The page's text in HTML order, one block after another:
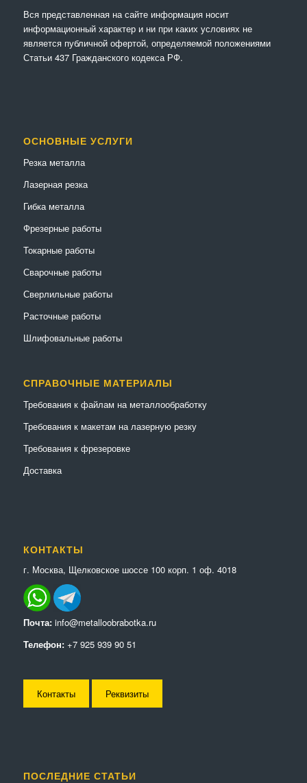
Вся представленная на сайте информация носит
информационный характер и ни при каких условиях не
является публичной офертой, определяемой положениями
Статьи 437 Гражданского кодекса РФ.
ОСНОВНЫЕ УСЛУГИ
Резка металла
Лазерная резка
Гибка металла
Фрезерные работы
Токарные работы
Сварочные работы
Сверлильные работы
Расточные работы
Шлифовальные работы
СПРАВОЧНЫЕ МАТЕРИАЛЫ
Требования к файлам на металлообработку
Требования к макетам на лазерную резку
Требования к фрезеровке
Доставка
КОНТАКТЫ
г. Москва, Щелковское шоссе 100 корп. 1 оф. 4018
Почта: info@metalloobrabotka.ru
Телефон: +7 925 939 90 51
Контакты Реквизиты
ПОСЛЕДНИЕ СТАТЬИ